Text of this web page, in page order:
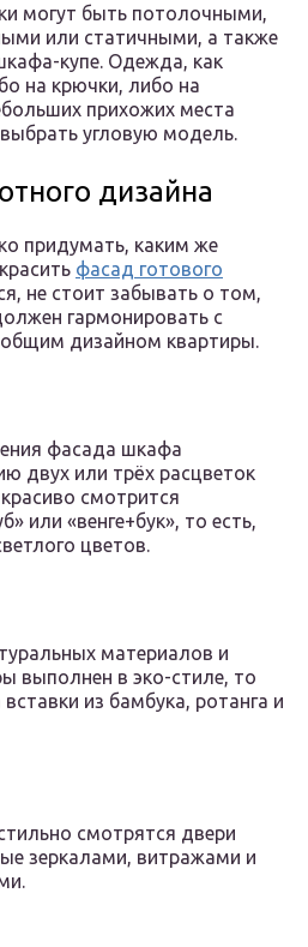
могут быть потолочными,
или статичными, а также
купе. Одежда, как
на крючки, либо на
прихожих места
угловую модель.
дизайна
придумать, каким же
фасад готового
не стоит забывать о том,
гармонировать с
дизайном квартиры.
фасада шкафа
двух или трёх расцветок
смотрится
или «венге+бук», то есть,
цветов.
материалов и
выполнен в эко-стиле, то
из бамбука, ротанга и
смотрятся двери
зеркалами, витражами и